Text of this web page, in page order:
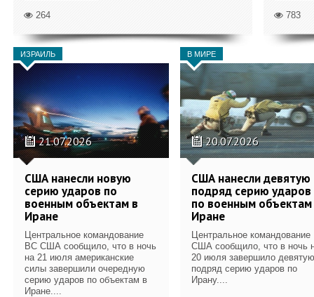
264 783
ИЗРАИЛЬ
21.07.2026
США нанесли новую
серию ударов по
военным объектам в
Иране
Центральное командование
ВС США сообщило, что в ночь
на 21 июля американские
силы завершили очередную
серию ударов по объектам в
Иране....
В МИРЕ
20.07.2026
США нанесли девятую
подряд серию ударов
по военным объектам
Иране
Центральное командование
США сообщило, что в ночь
20 июля завершило девятую
подряд серию ударов по
Ирану....